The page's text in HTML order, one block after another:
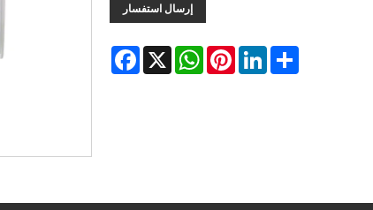
إرسال استفسار
Facebook X
WhatsAppPinterestLinkedInShare